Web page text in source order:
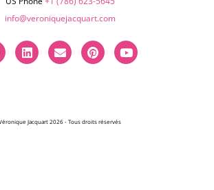
info@veroniquejacquart.com
Jacquart 2026 - Tous droits réservés